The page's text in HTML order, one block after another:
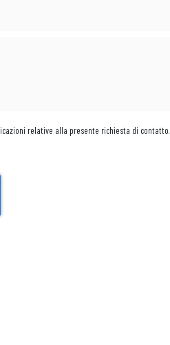
relative alla presente richiesta di contatto.